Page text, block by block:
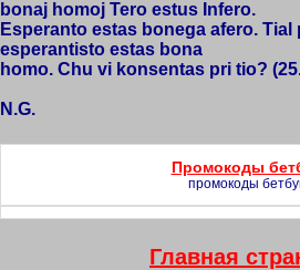
bonaj homoj Tero estus Infero.
Esperanto estas bonega afero. Tial
esperantisto estas bona
homo. Chu vi konsentas pri tio?
N.G.
Промокоды
промокоды
Главная